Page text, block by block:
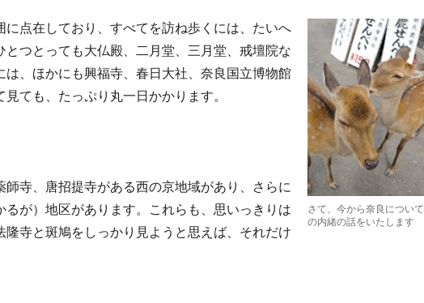
さて、今から奈良について
の内緒の話をいたします
に点在しており、すべてを訪ね歩くには、たいへ
とつとっても大仏殿、二月堂、三月堂、戒壇院な
は、ほかにも興福寺、春日大社、奈良国立博物館
ても、たっぷり丸一日かかります。
師寺、唐招提寺がある西の京地域があり、さらに
が）地区があります。これらも、思いっきりは
隆寺と斑鳩をしっかり見ようと思えば、それだけ